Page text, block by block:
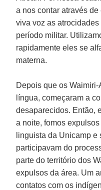
a nos contar através
viva voz as
período militar.
rapidamente eles se
materna.
Depois que os
língua, começaram a
desaparecidos. Então,
a noite, fomos
linguista da Unicamp
participavam do
parte do território dos
expulsos da área. Um
contatos com os